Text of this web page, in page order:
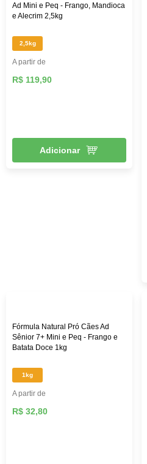
Ad Mini e Peq - Frango, Mandioca
e Alecrim 2,5kg
2,5kg
A partir de
R$ 119,90
Adicionar
Fórmula Natural Pró Cães Ad
Sênior 7+ Mini e Peq - Frango e
Batata Doce 1kg
1kg
A partir de
R$ 32,80